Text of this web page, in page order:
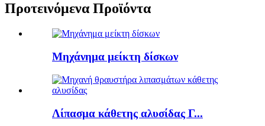
Προτεινόμενα Προϊόντα
Μηχάνημα μείκτη δίσκων
Λίπασμα κάθετης αλυσίδας Γ...